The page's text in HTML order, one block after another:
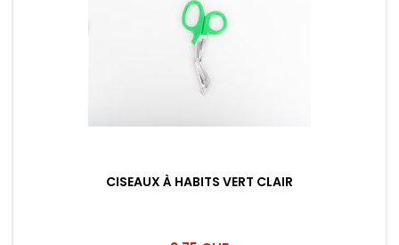
CISEAUX À HABITS VERT CLAIR